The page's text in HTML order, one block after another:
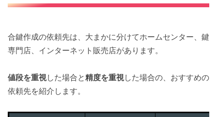
合鍵作成の依頼先は、大まかに分けてホームセンター、鍵
専門店、インターネット販売店があります。
値段を重視した場合と精度を重視した場合の、おすすめの
依頼先を紹介します。